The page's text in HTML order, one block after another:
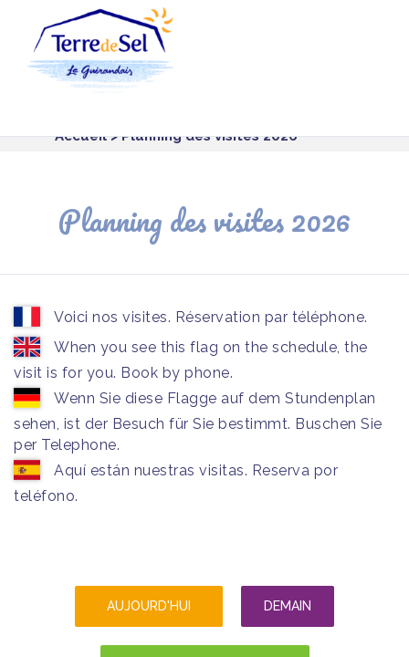
Accueil> Planning des visites 2026
Planning des visites 2026
Voici nos visites. Réservation par téléphone.
When you see this flag on the schedule, the
visit is for you. Book by phone.
Wenn Sie diese Flagge auf dem Stundenplan
sehen, ist der Besuch für Sie bestimmt. Buschen Sie
per Telephone.
Aquí están nuestras visitas. Reserva por
teléfono.
AUJOURD'HUI DEMAIN
Panneau de gestion des cookies